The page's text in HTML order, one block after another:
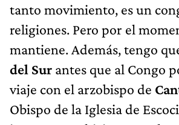
tanto movimiento, es un
religiones. Pero por el
mantiene. Además, tengo
del Sur antes que al Congo
viaje con el arzobispo de
Obispo de la Iglesia de